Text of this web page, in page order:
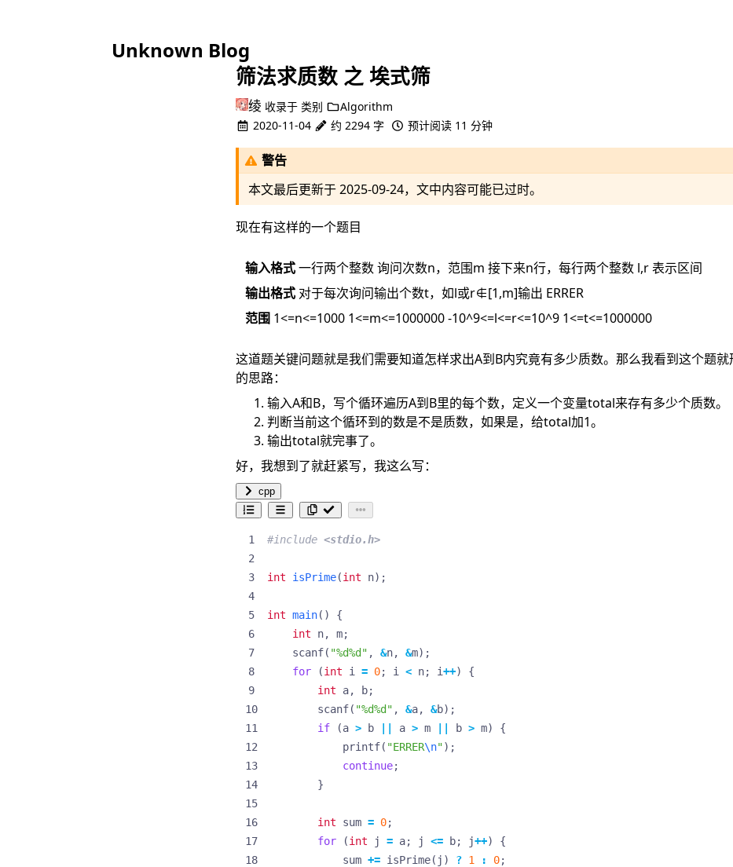
Unknown Blog
筛法求质数 之 埃式筛
绫 收录于 类别
Algorithm
2020-11-04
约 2294 字 预计阅读 11 分钟
警告
本文最后更新于2025-09-24，文中内容可能已过时。
现在有这样的一个题目
输入格式一行两个整数 询问次数n，范围m 接下来n行，每行两个整数 l,r 表示区间
输出格式 对于每次询问输出个数t，如l或r∉[1,m]输出 ERRER
范围 1<=n<=1000 1<=m<=1000000 -10^9<=l<=r<=10^9 1<=t<=1000000
这道题关键问题就是我们需要知道怎样求出A到B内究竟有多少质数。那么我看到这个题
的思路：
输入A和B，写个循环遍历A到B里的每个数，定义一个变量total来存有多少个质数。
判断当前这个循环到的数是不是质数，如果是，给total加1。
输出total就完事了。
好，我想到了就赶紧写，我这么写：
cpp
#include <stdio.h>
int isPrime(int n);
int main()
{
int
n, m;
scanf( "%d%d" , &n, &m);
for
(int i = 0; i < n; i++)
{
int
a, b;
scanf( "%d%d" , &a, &b);
if
(a > b a > m b > m)
{
printf( "ERRER\n");
continue;
}
int sum = 0;
for
(int j = a; j <= b; j++)
{
sum += isPrime( j ) ? 1 : 0;